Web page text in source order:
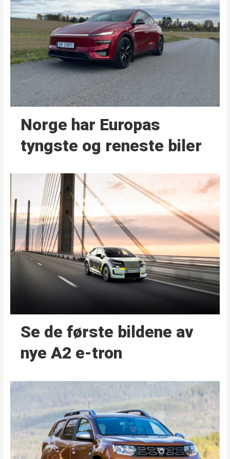
Norge har Europas
tyngste og reneste biler
Se de første bildene av
nye A2 e-tron